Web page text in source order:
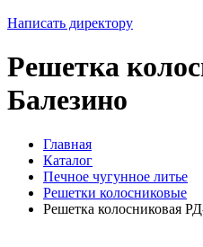
Написать директору
Решетка
Балезино
Главная
Каталог
Печное чугунное литье
Решетки колосниковые
Решетка колосниковая